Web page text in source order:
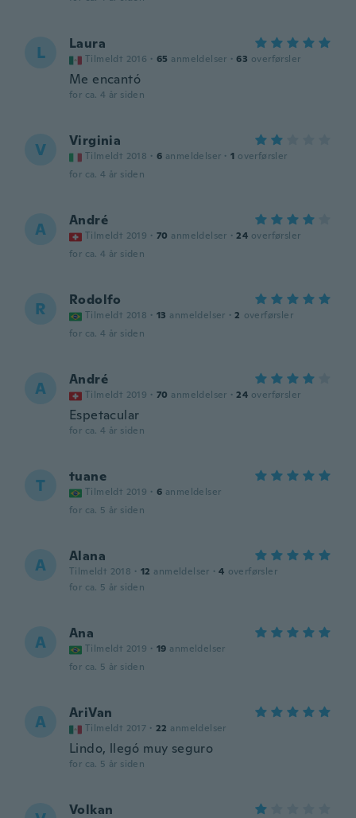
L Laura
Tilmeldt 2016 · 65 anmeldelser · 63 overførsler
Me encantó
for ca. 4 år siden
V Virginia
Tilmeldt 2018 · 6 anmeldelser · 1 overførsler
for ca. 4 år siden
A André
Tilmeldt 2019 · 70 anmeldelser · 24 overførsler
for ca. 4 år siden
R Rodolfo
Tilmeldt 2018 · 13 anmeldelser · 2 overførsler
for ca. 4 år siden
A André
Tilmeldt 2019 · 70 anmeldelser · 24 overførsler
Espetacular
for ca. 4 år siden
T tuane
Tilmeldt 2019 · 6 anmeldelser
for ca. 5 år siden
A Alana
Tilmeldt 2018 · 12 anmeldelser · 4 overførsler
for ca. 5 år siden
A Ana
Tilmeldt 2019 · 19 anmeldelser
for ca. 5 år siden
A AriVan
Tilmeldt 2017 · 22 anmeldelser
Lindo, llegó muy seguro
for ca. 5 år siden
Volkan